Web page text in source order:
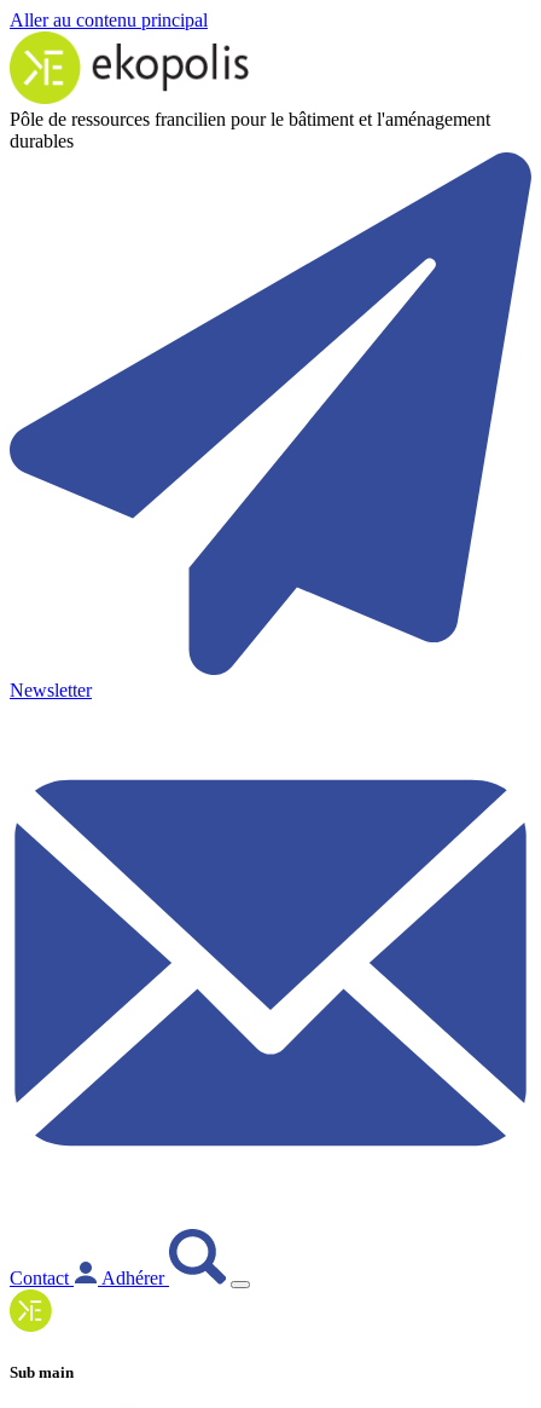
Aller au contenu principal
Pôle de ressources francilien pour le bâtiment et l'aménagement
durables
Newsletter
Contact Adhérer
Sub main